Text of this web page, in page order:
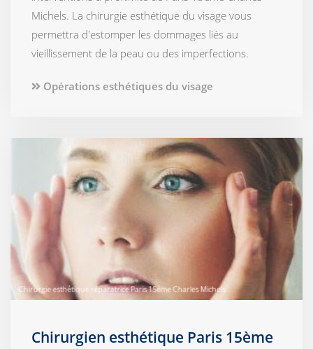
Michels. La chirurgie esthétique du visage vous
permettra d'estomper les dommages liés au
vieillissement de la peau ou des imperfections.
Opérations esthétiques du visage
Chirurgien esthétique Paris 15ème